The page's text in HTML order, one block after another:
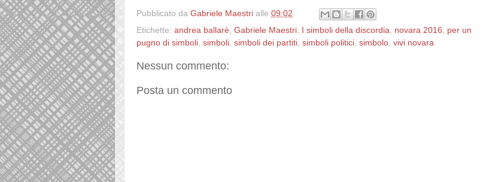
Pubblicato da Gabriele Maestri alle 09:02
Etichette: andrea ballarè Gabriele Maestri I simboli della discordia novara 2016
per un
pugno di simboli simboli simboli dei partiti simboli politici simbolo vivi novara
Nessun commento:
Posta un commento